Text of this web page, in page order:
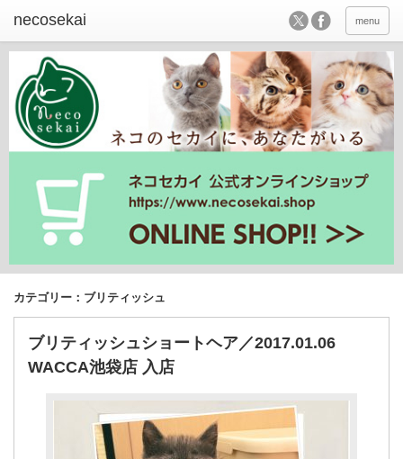
menu
カテゴリー：ブリティッシュ
ブリティッシュショートヘア／2017.01.06
WACCA池袋店 入店